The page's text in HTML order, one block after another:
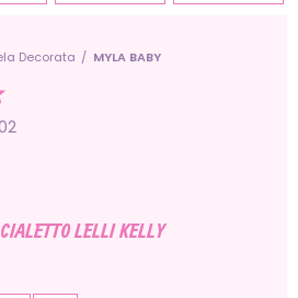
Decorata MYLA BABY
LELLI KELLY